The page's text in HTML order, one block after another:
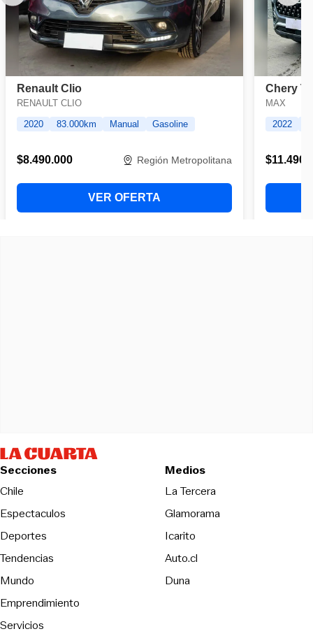
Secciones
Chile
Espectaculos
Deportes
Tendencias
Mundo
Emprendimiento
Servicios
Medios
La TerceraOpens in new
Glamorama
Icarito
Auto.cl
DunaOpens in new window